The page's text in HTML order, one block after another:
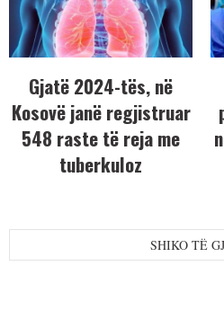
Gjatë 2024-tës, në
Kosovë janë regjistruar
548 raste të reja me
tuberkuloz
SHIKO TË